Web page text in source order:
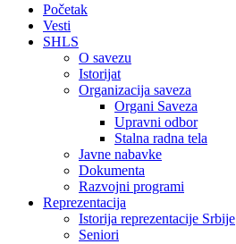
Početak
Vesti
SHLS
O savezu
Istorijat
Organizacija saveza
Organi Saveza
Upravni odbor
Stalna radna tela
Javne nabavke
Dokumenta
Razvojni programi
Reprezentacija
Istorija reprezentacije Srbije
Seniori